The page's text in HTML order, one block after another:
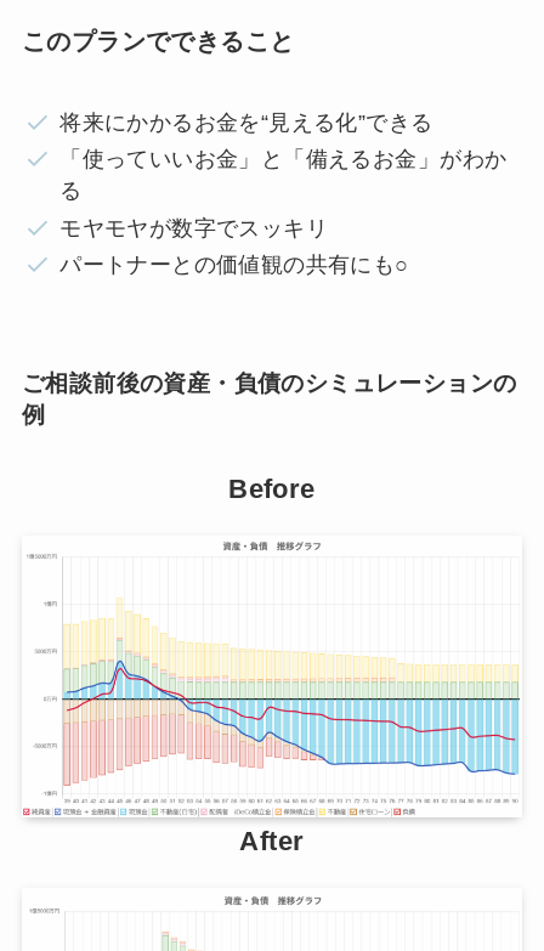
このプランでできること
将来にかかるお金を“見える化”できる
「使っていいお金」と「備えるお金」がわか
る
モヤモヤが数字でスッキリ
パートナーとの価値観の共有にも○
ご相談前後の資産・負債のシミュレーションの
例
Before
After